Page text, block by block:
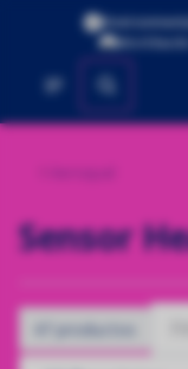
No
Sensor
47 productos